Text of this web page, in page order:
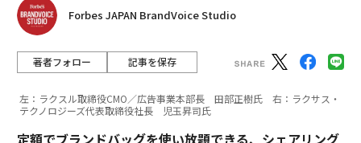
Forbes JAPAN BrandVoice Studio
著者フォロー 記事を保存
左：ラクスル取締役CMO／広告事業本部長 田部正樹氏 右：ラクサス・
テクノロジーズ代表取締役社長 児玉昇司氏
定額でブランドバッグを使い放題できる、シェアリング